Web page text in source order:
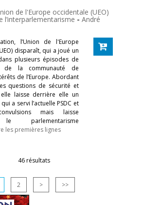
de l'Europe occidentale (UEO)
l’interparlementarisme - André
l’Union de l'Europe
disparaît, qui a joué un
plusieurs épisodes de
de la communauté de
de l’Europe. Abordant
questions de sécurité et
laisse derrière elle un
a servi l’actuelle PSDC et
mais laisse
parlementarisme
les premières lignes
46 résultats
2 > >>